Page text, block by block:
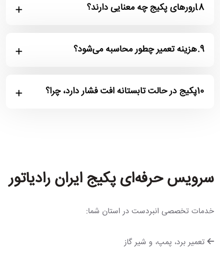
8.ارورهای پکیج چه معنایی دارند؟
9. هزینه تعمیر چطور محاسبه می‌شود؟
10.پکیج در حالت تابستانه افت فشار دارد، چرا؟
سرویس حرفه‌ای پکیج ایران رادیاتور
خدمات تخصصی انبردست در استان شما:
تعمیر برد، پمپ، و شیر گاز